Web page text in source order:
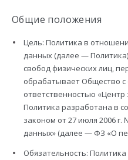
Общие положения
Цель: Политика в
данных (далее —
свобод физических лиц,
обрабатывает Общество с
ответственностью
Политика разработана в
законом от 27 июля 2006
данных» (далее — ФЗ «О
Обязательность: